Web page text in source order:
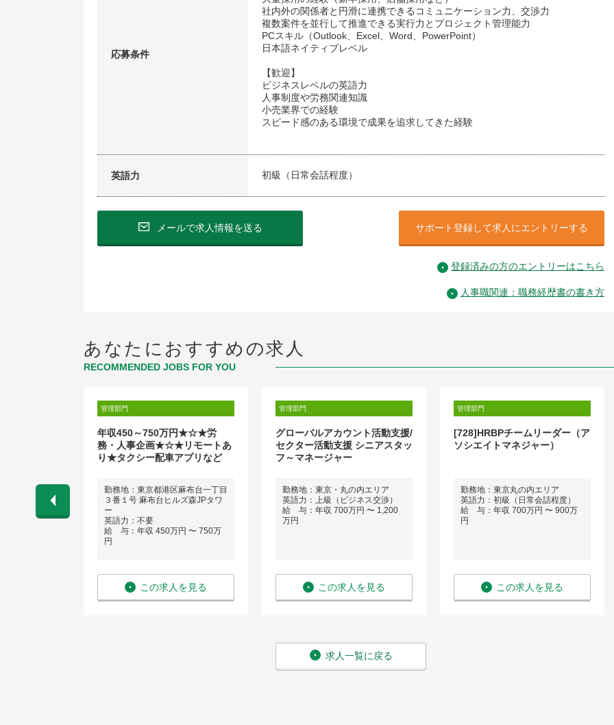
応募条件
社内外の関係者と円滑に連携できるコミュニケーション力、交渉力
複数案件を並行して推進できる実行力とプロジェクト管理能力
PCスキル（Outlook、Excel、Word、PowerPoint）
日本語ネイティブレベル
【歓迎】
ビジネスレベルの英語力
人事制度や労務関連知識
小売業界での経験
スピード感のある環境で成果を追求してきた経験
英語力 初級（日常会話程度）
メールで求人情報を送る サポート登録して求人にエントリーする
登録済みの方のエントリーはこちら
人事職関連：職務経歴書の書き方
あなたにおすすめの求人
RECOMMENDED JOBS FOR YOU
管理部門
年収450～750万円★☆★労
務・人事企画★☆★リモートあ
り★タクシー配車アプリなど
勤務地：東京都港区麻布台一丁目
３番１号 麻布台ヒルズ森JPタワ
ー
英語力：不要
給 与：年収 450万円 〜 750万
円
この求人を見る
管理部門
グローバルアカウント活動支援/
セクター活動支援 シニアスタッ
フ～マネージャー
勤務地：東京・丸の内エリア
英語力：上級（ビジネス交渉）
給 与：年収 700万円 〜 1,200
万円
この求人を見る
管理部門
[728]HRBPチームリーダー（ア
ソシエイトマネジャー）
勤務地：東京丸の内エリア
英語力：初級（日常会話程度）
給 与：年収 700万円 〜 900万
円
この求人を見る
求人一覧に戻る